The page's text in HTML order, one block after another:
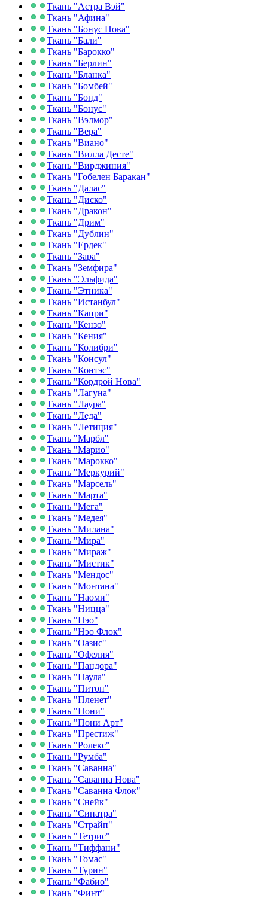
Ткань "Астра Вэй"
Ткань "Афина"
Ткань "Бонус Нова"
Ткань "Бали"
Ткань "Барокко"
Ткань "Берлин"
Ткань "Бланка"
Ткань "Бомбей"
Ткань "Бонд"
Ткань "Бонус"
Ткань "Вэлмор"
Ткань "Вера"
Ткань "Виано"
Ткань "Вилла Десте"
Ткань "Вирджиния"
Ткань "Гобелен Баракан"
Ткань "Далас"
Ткань "Диско"
Ткань "Дракон"
Ткань "Дрим"
Ткань "Дублин"
Ткань "Ердек"
Ткань "Зара"
Ткань "Земфира"
Ткань "Эльфида"
Ткань "Этника"
Ткань "Истанбул"
Ткань "Капри"
Ткань "Кензо"
Ткань "Кения"
Ткань "Колибри"
Ткань "Консул"
Ткань "Контэс"
Ткань "Кордрой Нова"
Ткань "Лагуна"
Ткань "Лаура"
Ткань "Леда"
Ткань "Летиция"
Ткань "Марбл"
Ткань "Марио"
Ткань "Марокко"
Ткань "Меркурий"
Ткань "Марсель"
Ткань "Марта"
Ткань "Мега"
Ткань "Медея"
Ткань "Милана"
Ткань "Мира"
Ткань "Мираж"
Ткань "Мистик"
Ткань "Мендос"
Ткань "Монтана"
Ткань "Наоми"
Ткань "Ницца"
Ткань "Нэо"
Ткань "Нэо Флок"
Ткань "Оазис"
Ткань "Офелия"
Ткань "Пандора"
Ткань "Паула"
Ткань "Питон"
Ткань "Пленет"
Ткань "Пони"
Ткань "Пони Арт"
Ткань "Престиж"
Ткань "Ролекс"
Ткань "Румба"
Ткань "Саванна"
Ткань "Саванна Нова"
Ткань "Саванна Флок"
Ткань "Снейк"
Ткань "Синатра"
Ткань "Страйп"
Ткань "Тетрис"
Ткань "Тиффани"
Ткань "Томас"
Ткань "Турин"
Ткань "Фабио"
Ткань "Финт"